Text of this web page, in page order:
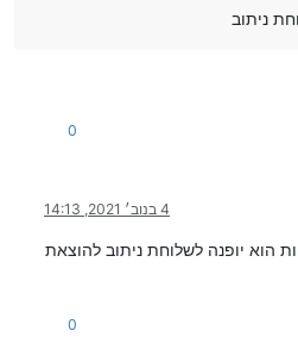
ניתוב
0
4 בנוב׳ 2021, 14:13
הוא יופנה לשלוחת ניתוב להוצאת
0